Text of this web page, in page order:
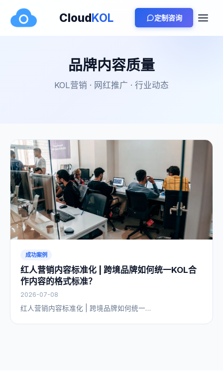
CloudKOL 定制咨询
品牌内容质量
KOL营销 · 网红推广 · 行业动态
成功案例
红人营销内容标准化 | 跨境品牌如何统一KOL合
作内容的格式标准？
2026-07-08
红人营销内容标准化 | 跨境品牌如何统一…